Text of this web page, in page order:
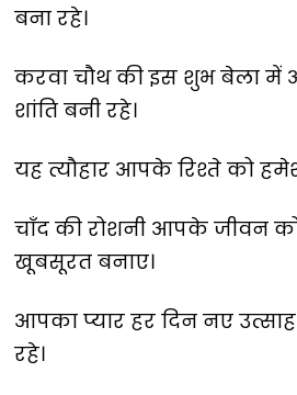
बना रहे।
करवा चौथ की इस शुभ बेला
शांति बनी रहे।
यह त्यौहार आपके रिश्ते को
चाँद की रोशनी आपके जीवन
खूबसूरत बनाए।
आपका प्यार हर दिन नए
रहे।